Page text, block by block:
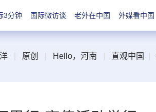
3分钟 国际微访谈 老外在中国 外媒看中国
原创 Hello，河南 直观中国